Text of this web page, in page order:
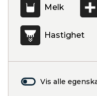
Melk
Hastighet
Vis alle